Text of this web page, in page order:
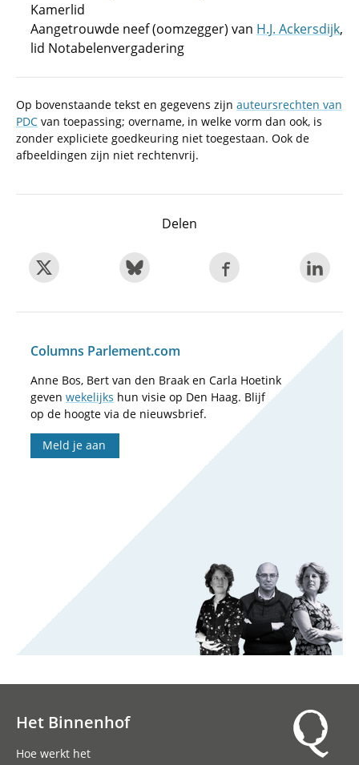
Kamerlid
Aangetrouwde neef (oomzegger) van H.J. Ackersdijk,
lid Notabelenvergadering
Op bovenstaande tekst en gegevens zijn auteursrechten van
PDC van toepassing; overname, in welke vorm dan ook, is
zonder expliciete goedkeuring niet toegestaan. Ook de
afbeeldingen zijn niet rechtenvrij.
Delen
Columns Parlement.com
Anne Bos, Bert van den Braak en Carla Hoetink
geven wekelijks hun visie op Den Haag. Blijf
op de hoogte via de nieuwsbrief.
Meld je aan
Het Binnenhof
Hoe werkt het